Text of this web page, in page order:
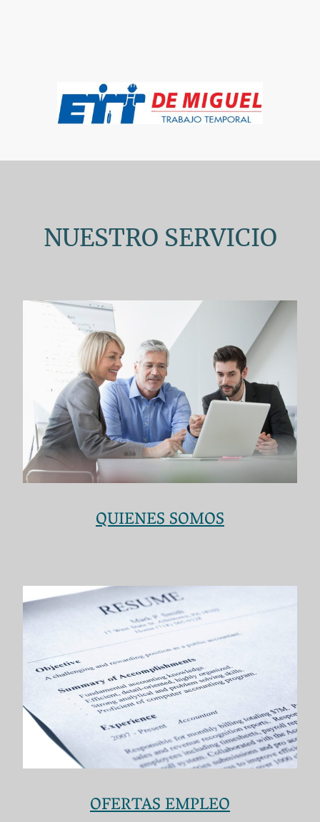
NUESTRO SERVICIO
QUIENES SOMOS
OFERTAS EMPLEO